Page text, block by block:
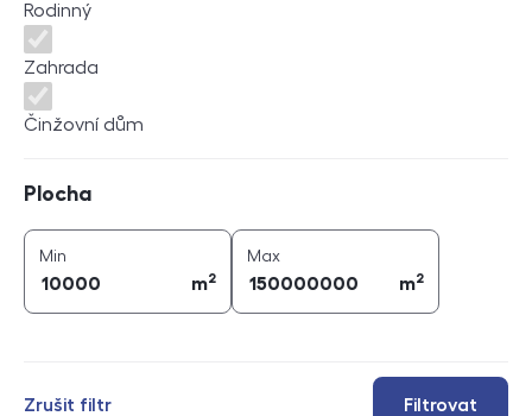
Rodinný
Zahrada
Činžovní dům
Plocha
Min
m2
Maxplocha (
m2
Filtrovat
Zrušit filtr